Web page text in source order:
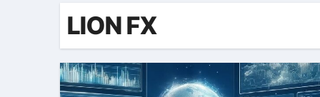
【美容】ダイエットに対する私
『葬送のフリーレン』の学び
LION FX